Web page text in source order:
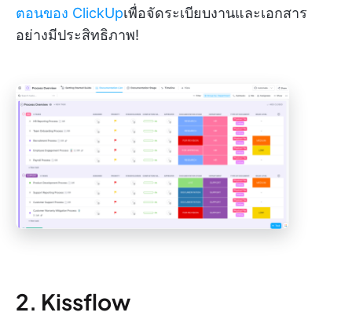
ตอนของ ClickUpเพื่อจัดระเบียบงานและเอกสาร
อย่างมีประสิทธิภาพ!
2. Kissflow